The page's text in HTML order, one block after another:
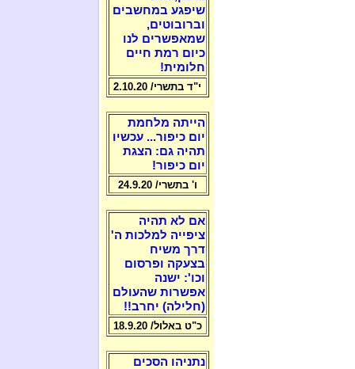
שיפגע במחשבים
וברובוטים,
שמאפשרים לנו
כיום רמת חיים
חלומית!
י"ד בתשרי/ 2.10.20
הייתה מלחמת
יום כיפור... עכשיו
תהיה גם: הצגת
יום כיפור!
ו' בתשרי/ 24.9.20
אם לא תהיה
ציפייה למלכות ה'
דרך משיח
בצעקה ופרסום
וכו': ישנה
אפשרות שהעולם
(חלילה) יחרב!!
כ"ט באלול/ 18.9.20
נתניהו הסכים